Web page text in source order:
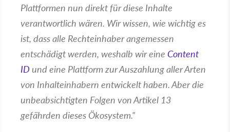
Plattformen nun direkt für diese Inhalte
verantwortlich wären. Wir wissen, wie wichtig es
ist, dass alle Rechteinhaber angemessen
entschädigt werden, weshalb wir eine Content
ID und eine Plattform zur Auszahlung aller Arten
von Inhalteinhabern entwickelt haben. Aber die
unbeabsichtigten Folgen von Artikel 13
gefährden dieses Ökosystem."